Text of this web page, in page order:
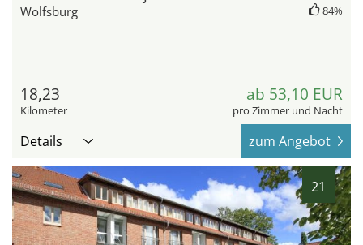
Wolfsburg 84%
18,23
Kilometer
ab 53,10 EUR
pro Zimmer und Nacht
Details zum Angebot
21